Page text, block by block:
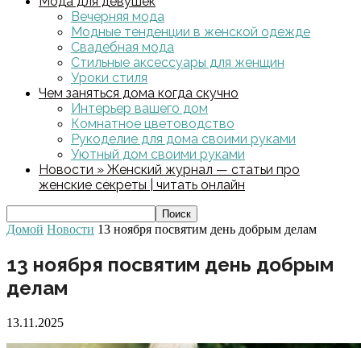
Вечерняя мода
Модные тенденции в женской одежде
Свадебная мода
Стильные аксессуары для женщин
Уроки стиля
Чем заняться дома когда скучно
Интерьер вашего дом
Комнатное цветоводство
Рукоделие для дома своими руками
Уютный дом своими руками
Новости » Женский журнал — статьи про
женские секреты | читать онлайн
Домой Новости 13 ноября посвятим день добрым делам
13 ноября посвятим день добрым
делам
13.11.2025